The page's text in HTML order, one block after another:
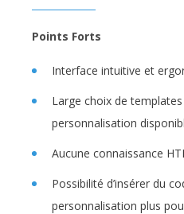
Points Forts
Interface intuitive et
Large choix de
personnalisation
Aucune connaissance
Possibilité d’insérer du
personnalisation plus